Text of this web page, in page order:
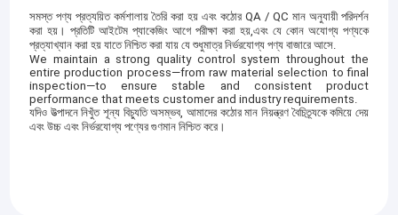
সমস্ত পণ্য প্রত্যয়িত কর্মশালায় তৈরি করা হয় এবং কঠোর QA / QC মান অনুযায়ী পরিদর্শন
করা হয়। প্রতিটি আইটেম প্যাকেজিং আগে পরীক্ষা করা হয়,এবং যে কোন অযোগ্য পণ্যকে
প্রত্যাখ্যান করা হয় যাতে নিশ্চিত করা যায় যে শুধুমাত্র নির্ভরযোগ্য পণ্য বাজারে আসে.
We maintain a strong quality control system throughout the
entire production process—from raw material selection to final
inspection—to ensure stable and consistent product
performance that meets customer and industry requirements.
যদিও উত্পাদনে নিখুঁত শূন্য বিচ্যুতি অসম্ভব, আমাদের কঠোর মান নিয়ন্ত্রণ বৈচিত্র্যকে কমিয়ে দেয়
এবং উচ্চ এবং নির্ভরযোগ্য পণ্যের গুণমান নিশ্চিত করে।